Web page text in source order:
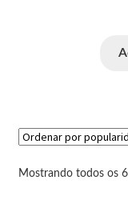
Mostrando todos os